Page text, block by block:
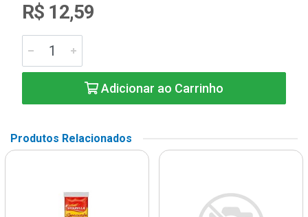
R$ 12,59
Adicionar ao Carrinho
Produtos Relacionados